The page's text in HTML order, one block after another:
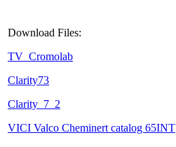
Download Files:
TV_Cromolab
Clarity73
Clarity_7_2
VICI Valco Cheminert catalog 65INT